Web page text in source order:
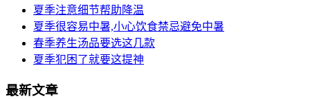
夏季注意细节帮助降温
夏季很容易中暑,小心饮食禁忌避免中暑
春季养生汤品要选这几款
夏季犯困了就要这提神
最新文章